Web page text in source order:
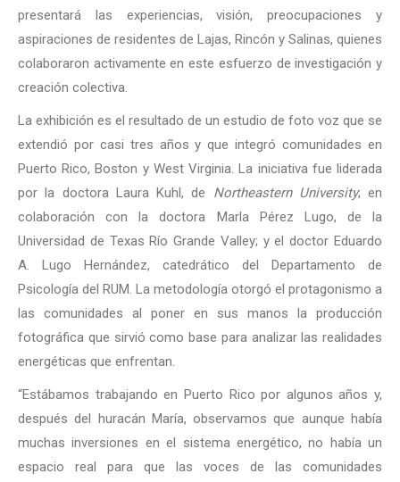
presentará las experiencias, visión, preocupaciones y
aspiraciones de residentes de Lajas, Rincón y Salinas, quienes
colaboraron activamente en este esfuerzo de investigación y
creación colectiva.
La exhibición es el resultado de un estudio de foto voz que se
extendió por casi tres años y que integró comunidades en
Puerto Rico, Boston y West Virginia. La iniciativa fue liderada
por la doctora Laura Kuhl, de Northeastern University; en
colaboración con la doctora Marla Pérez Lugo, de la
Universidad de Texas Río Grande Valley; y el doctor Eduardo
A. Lugo Hernández, catedrático del Departamento de
Psicología del RUM. La metodología otorgó el protagonismo a
las comunidades al poner en sus manos la producción
fotográfica que sirvió como base para analizar las realidades
energéticas que enfrentan.
“Estábamos trabajando en Puerto Rico por algunos años y,
después del huracán María, observamos que aunque había
muchas inversiones en el sistema energético, no había un
espacio real para que las voces de las comunidades